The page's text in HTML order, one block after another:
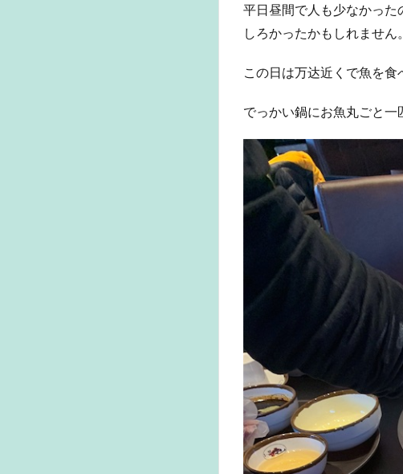
平日昼間で人も少なかっ
しろかったかもしれません
この日は万达近くで魚を食
でっかい鍋にお魚丸ごと一